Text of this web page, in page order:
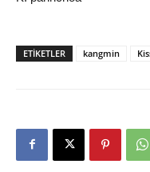
ETIKETLER kangmin